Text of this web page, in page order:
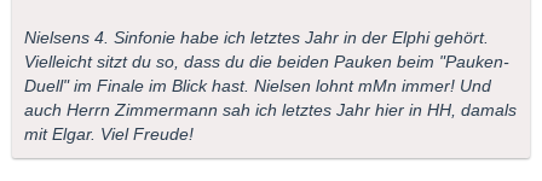
Nielsens 4. Sinfonie habe ich letztes Jahr in der Elphi gehört.
Vielleicht sitzt du so, dass du die beiden Pauken beim "Pauken-
Duell" im Finale im Blick hast. Nielsen lohnt mMn immer! Und
auch Herrn Zimmermann sah ich letztes Jahr hier in HH, damals
mit Elgar. Viel Freude!